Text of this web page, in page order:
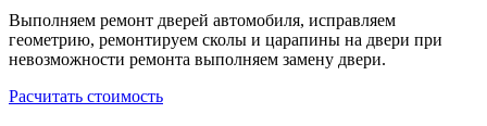
Выполняем ремонт дверей автомобиля, исправляем
геометрию, ремонтируем сколы и царапины на двери при
невозможности ремонта выполняем замену двери.
Расчитать стоимость